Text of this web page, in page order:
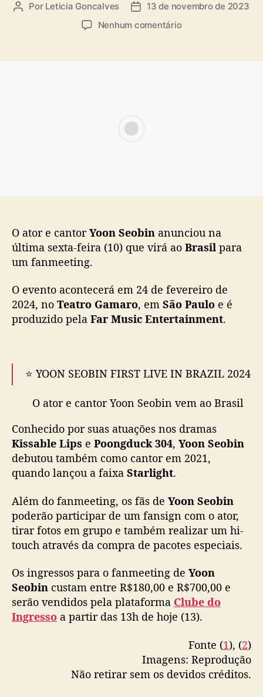
i
a
A
r
Por Leticia Goncalves
D
d
l
i
13 de novembro de 2023
Nenhum comentárioe
o
c
i
n
m
e
n
n
B
r
a
s
O ator e cantorYoon Seobin anunciou na
última sexta-feira (10) que virá ao Brasil para
um fanmeeting.
O evento acontecerá em 24 de fevereiro de
2024, no Teatro Gamaro, em São Paulo e é
produzido pela Far Music Entertainment.
⭐ YOON SEOBIN FIRST LIVE IN BRAZIL 2024
O ator e cantor Yoon Seobin vem ao Brasil
events.
Os eventos serão fansign e foto em grupo
com hi touch na cidade de São Paulo.
— Far Music Entertainment (@farmusicent)
November 10, 2023
Conhecido por suas atuações nos dramas
Kissable Lips e Poongduck 304, Yoon Seobin
debutou também como cantor em 2021,
quando lançou a faixa Starlight.
Além do fanmeeting, os fãs de Yoon Seobin
poderão participar de um fansign com o ator,
tirar fotos em grupo e também realizar um hi-
touch através da compra de pacotes especiais.
Os ingressos para o fanmeeting de Yoon
Seobin custam entre R$180,00 e R$700,00 e
serão vendidos pela plataforma Clube do
Ingresso a partir das 13h de hoje (13).
Fonte (1), (2)
Imagens: Reprodução
Não retirar sem os devidos créditos.